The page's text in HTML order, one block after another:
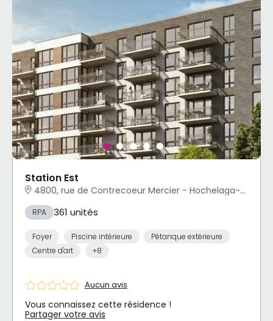
Station Est
4800, rue de Contrecoeur Mercier - Hochelaga-Maisonneuve, Montréal, QC
RPA 361 unités
Foyer Piscine intérieure
Pétanque extérieure
Centre d'art
+8
Aucun avis
Vous connaissez cette résidence !
Partager votre avis